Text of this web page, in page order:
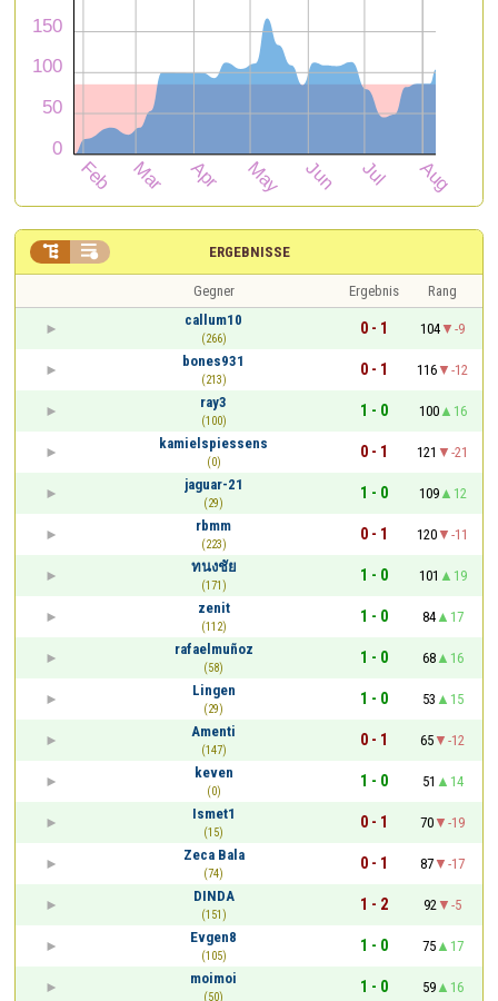
ERGEBNISSE
 
Gegner Ergebnis
Rang
callum10
(266)
0 - 1 104
-9
bones931
(213)
0 - 1 116
-12
ray3
(100)
1 - 0 100
16
kamielspiessens
(0)
0 - 1 121
-21
jaguar-21
(29)
1 - 0 109
12
rbmm
(223)
0 - 1 120
-11
ทนงชัย
(171)
1 - 0 101
19
zenit
(112)
1 - 0 84
17
rafaelmuñoz
(58)
1 - 0 68
16
Lingen
(29)
1 - 0 53
15
Amenti
(147)
0 - 1 65
-12
keven
(0)
1 - 0 51
14
Ismet1
(15)
0 - 1 70
-19
Zeca Bala
(74)
0 - 1 87
-17
DINDA
(151)
1 - 2 92
-5
Evgen8
(105)
1 - 0 75
17
moimoi
(50)
1 - 0 59 16